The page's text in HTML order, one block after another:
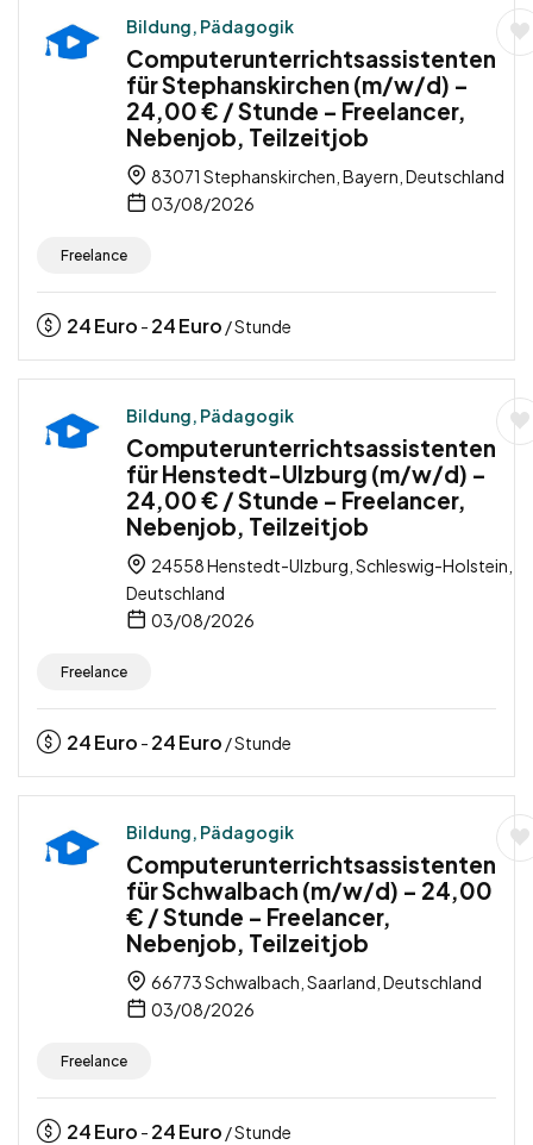
Bildung, Pädagogik
Computerunterrichtsassistenten
für Stephanskirchen (m/w/d) –
24,00 € / Stunde – Freelancer,
Nebenjob, Teilzeitjob
83071 Stephanskirchen, Bayern, Deutschland
03/08/2026
Freelance
24Euro - 24Euro / Stunde
Bildung, Pädagogik
Computerunterrichtsassistenten
für Henstedt-Ulzburg (m/w/d) –
24,00 € / Stunde – Freelancer,
Nebenjob, Teilzeitjob
24558 Henstedt-Ulzburg, Schleswig-Holstein,
Deutschland
03/08/2026
Freelance
24Euro - 24Euro / Stunde
Bildung, Pädagogik
Computerunterrichtsassistenten
für Schwalbach (m/w/d) – 24,00
€ / Stunde – Freelancer,
Nebenjob, Teilzeitjob
66773 Schwalbach, Saarland, Deutschland
03/08/2026
Freelance
24Euro - 24Euro / Stunde